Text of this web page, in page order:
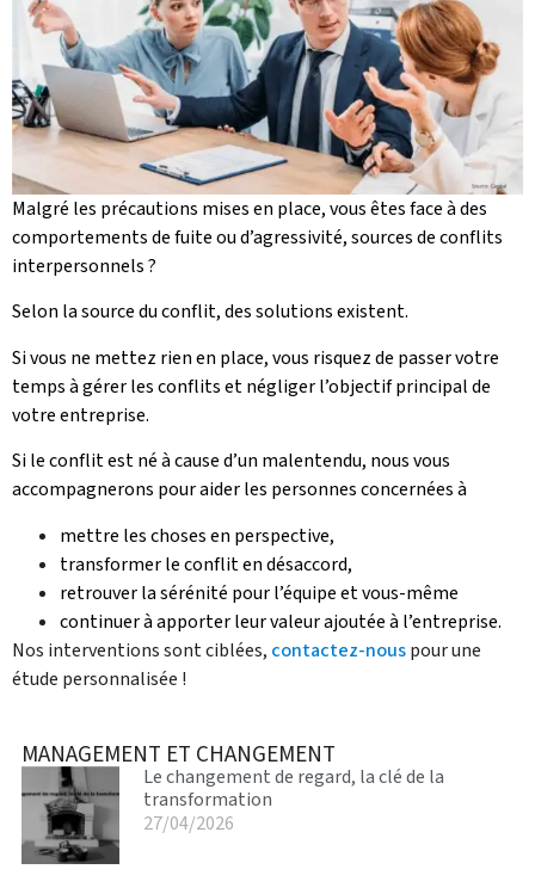
Malgré les précautions mises en place, vous êtes face à des
comportements de fuite ou d’agressivité, sources de conflits
interpersonnels ?
Selon la source du conflit, des solutions existent.
Si vous ne mettez rien en place, vous risquez de passer votre
temps à gérer les conflits et négliger l’objectif principal de
votre entreprise.
Si le conflit est né à cause d’un malentendu, nous vous
accompagnerons pour aider les personnes concernées à
mettre les choses en perspective,
transformer le conflit en désaccord,
retrouver la sérénité pour l’équipe et vous-même
continuer à apporter leur valeur ajoutée à l’entreprise.
Nos interventions sont ciblées, contactez-nouspour une
étude personnalisée !
MANAGEMENT ET CHANGEMENT
Le changement de regard, la clé de la
transformation
27/04/2026